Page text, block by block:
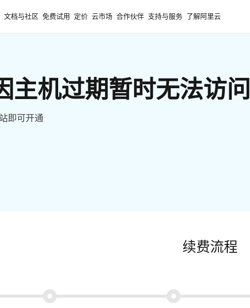
文档与社区 免费试用 定价 云市场 合作伙伴 支持与服务 了解阿里云
主机过期暂时无法访问
即可开通
续费流程